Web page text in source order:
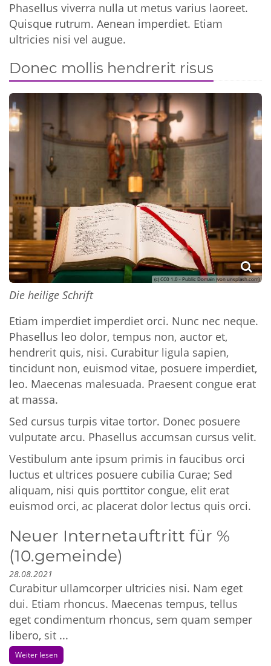
Phasellus viverra nulla ut metus varius laoreet.
Quisque rutrum. Aenean imperdiet. Etiam
ultricies nisi vel augue.
Donec mollis hendrerit risus
(c) CC0 1.0 - Public Domain (von unsplash.com)
Die heilige Schrift
Etiam imperdiet imperdiet orci. Nunc nec neque.
Phasellus leo dolor, tempus non, auctor et,
hendrerit quis, nisi. Curabitur ligula sapien,
tincidunt non, euismod vitae, posuere imperdiet,
leo. Maecenas malesuada. Praesent congue erat
at massa.
Sed cursus turpis vitae tortor. Donec posuere
vulputate arcu. Phasellus accumsan cursus velit.
Vestibulum ante ipsum primis in faucibus orci
luctus et ultrices posuere cubilia Curae; Sed
aliquam, nisi quis porttitor congue, elit erat
euismod orci, ac placerat dolor lectus quis orci.
Neuer Internetauftritt für %
(10.gemeinde)
28.08.2021
Curabitur ullamcorper ultricies nisi. Nam eget
dui. Etiam rhoncus. Maecenas tempus, tellus
eget condimentum rhoncus, sem quam semper
libero, sit ...
Weiter lesen